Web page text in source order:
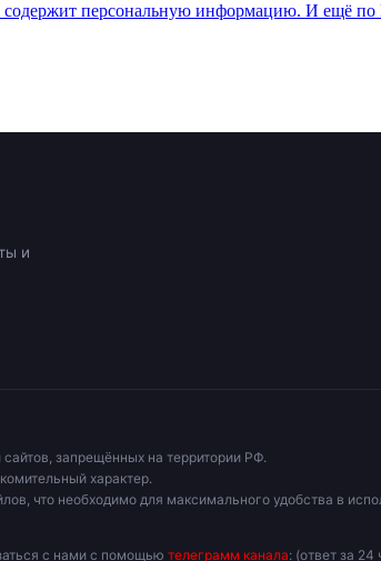
содержит персональную информацию. И ещё
и
запрещённых на территории РФ.
характер.
что необходимо для максимального удобства в
с нами с помощью телеграмм канала: (ответ за 24